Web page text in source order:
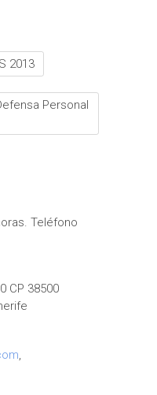
2013
Personal
Teléfono
CP 38500
,